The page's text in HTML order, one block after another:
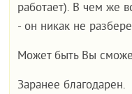
работает). В чем же
- он никак не
Может быть Вы
Заранее благодарен.